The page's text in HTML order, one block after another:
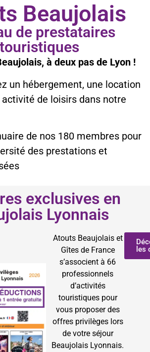
Beaujolais
de prestataires
touristiques
à deux pas de Lyon !
un hébergement, une location
de loisirs dans notre
de nos 180 membres pour
des prestations et
exclusives en
Lyonnais
Atouts Beaujolais et
Gîtes de France
s’associent à 66
professionnels
d’activités
touristiques pour
vous proposer des
offres privilèges lors
de votre séjour
Beaujolais Lyonnais.
les